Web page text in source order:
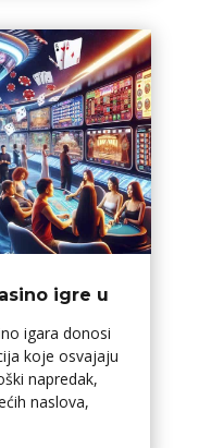
igre u
igara donosi
koje osvajaju
napredak,
naslova,